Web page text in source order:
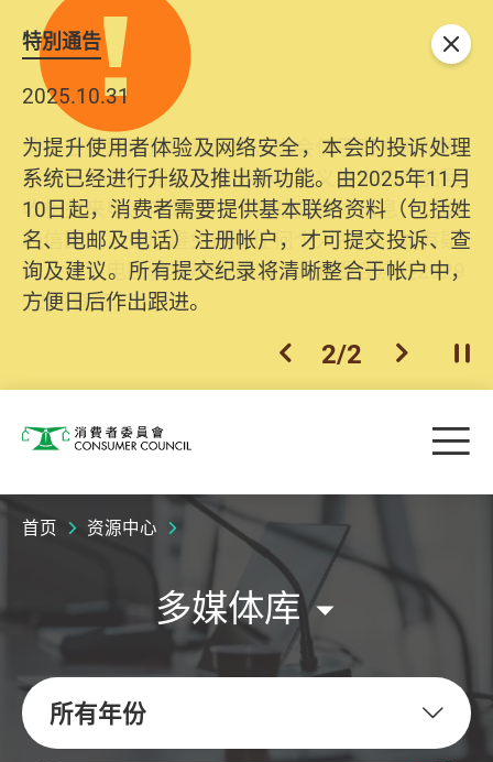
特別通告
2025.10.31
为提升使用者体验及网络安全，本会的投诉处理
系统已经进行升级及推出新功能。由2025年11月
10日起，消费者需要提供基本联络资料（包括姓
名、电邮及电话）注册帐户，才可提交投诉、查
询及建议。所有提交纪录将清晰整合于帐户中，
方便日后作出跟进。
上一个
2/2 下一个开
关闭
消费者委员会 目
首页 资源中心
多媒体库
所有年份